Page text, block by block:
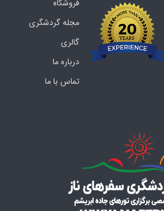
فروشگاه
مجله گردشگری
گالری
درباره ما
تماس با ما